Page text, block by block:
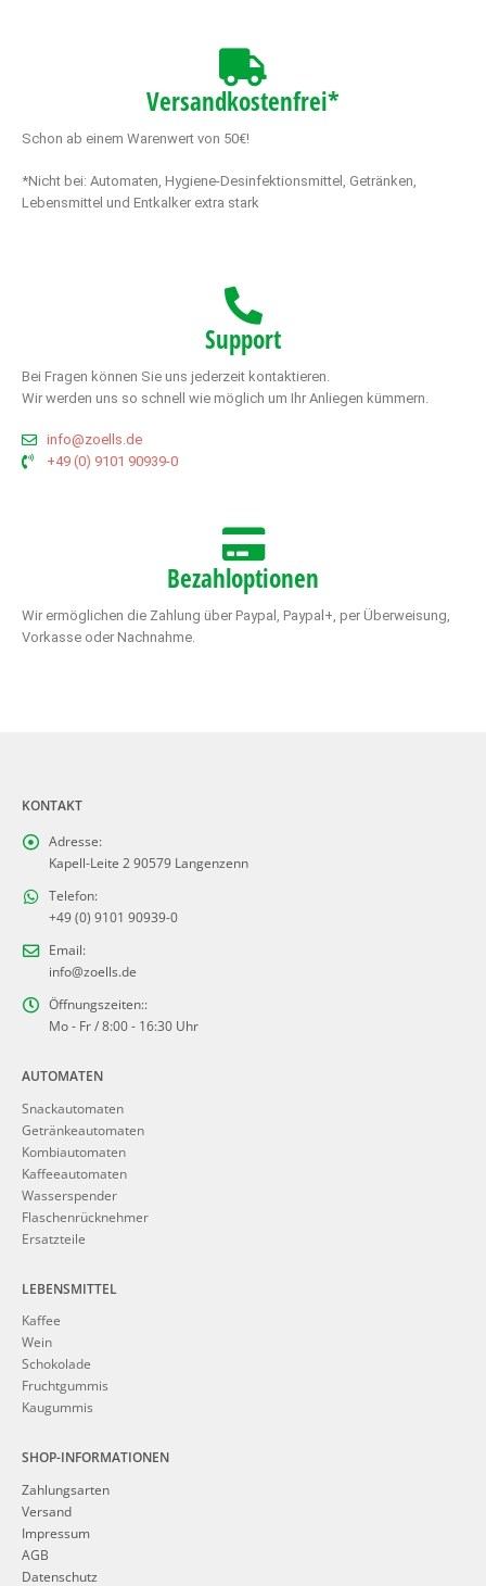
Versandkostenfrei*
Schon ab einem Warenwert von 50€!
*Nicht bei: Automaten, Hygiene-Desinfektionsmittel, Getränken,
Lebensmittel und Entkalker extra stark
Support
Bei Fragen können Sie uns jederzeit kontaktieren.
Wir werden uns so schnell wie möglich um Ihr Anliegen kümmern.
info@zoells.de
+49 (0) 9101 90939-0
Bezahloptionen
Wir ermöglichen die Zahlung über Paypal, Paypal+, per Überweisung,
Vorkasse oder Nachnahme.
KONTAKT
Adresse:
Kapell-Leite 2 90579 Langenzenn
Telefon:
+49 (0) 9101 90939-0
Email:
info@zoells.de
Öffnungszeiten::
Mo - Fr / 8:00 - 16:30 Uhr
AUTOMATEN
Snackautomaten
Getränkeautomaten
Kombiautomaten
Kaffeeautomaten
Wasserspender
Flaschenrücknehmer
Ersatzteile
LEBENSMITTEL
Kaffee
Wein
Schokolade
Fruchtgummis
Kaugummis
SHOP-INFORMATIONEN
Zahlungsarten
Versand
Impressum
AGB
Datenschutz